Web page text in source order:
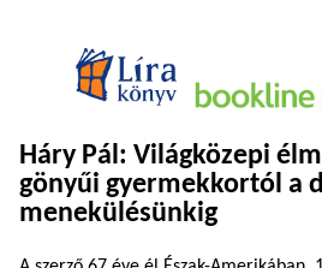
Háry Pál: Világközepi
gönyűi gyermekkortól a
menekülésünkig